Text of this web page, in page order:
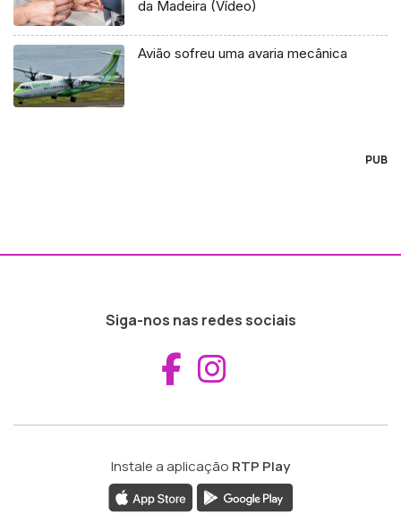
da Madeira (Vídeo)
Avião sofreu uma avaria mecânica
PUB
Siga-nos nas redes sociais
Aceder ao
Instale a aplicação RTP Play